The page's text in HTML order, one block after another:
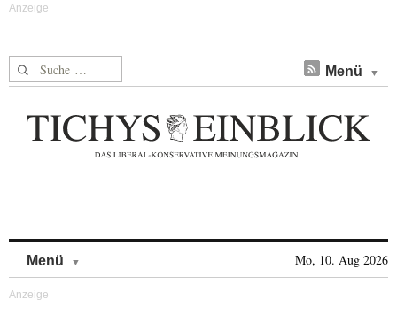
Suche nach: Menü
Menü Mo, 10. Aug 2026